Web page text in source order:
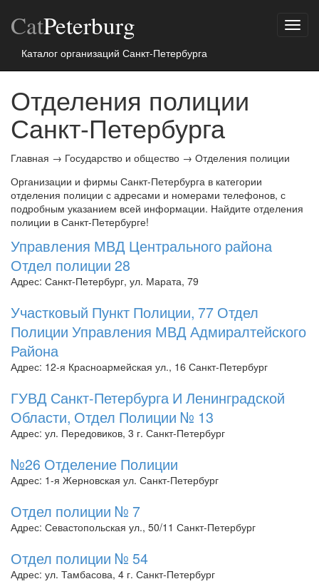
CatPeterburg
Каталог организаций Санкт-Петербурга
Отделения полиции
Санкт-Петербурга
Главная → Государство и общество → Отделения полиции
Организации и фирмы Санкт-Петербурга в категории
отделения полиции с адресами и номерами телефонов, с
подробным указанием всей информации. Найдите отделения
полиции в Санкт-Петербурге!
Управления МВД Центрального района
Отдел полиции 28
Адрес: Санкт-Петербург, ул. Марата, 79
Участковый Пункт Полиции, 77 Отдел
Полиции Управления МВД Адмиралтейского
Района
Адрес: 12-я Красноармейская ул., 16 Санкт-Петербург
ГУВД Санкт-Петербурга И Ленинградской
Области, Отдел Полиции № 13
Адрес: ул. Передовиков, 3 г. Санкт-Петербург
№26 Отделение Полиции
Адрес: 1-я Жерновская ул. Санкт-Петербург
Отдел полиции № 7
Адрес: Севастопольская ул., 50/11 Санкт-Петербург
Отдел полиции № 54
Адрес: ул. Тамбасова, 4 г. Санкт-Петербург